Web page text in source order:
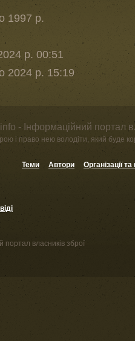
1997 р.
р. 00:51
2024 р. 15:19
- Інформаційний портал
і право нею володіти, який буде
Теми Автори Організації
власників зброї